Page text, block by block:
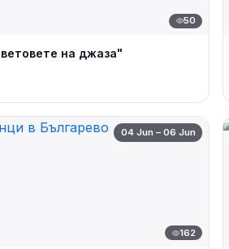
50
на джаза"
04 Jun – 06 Jun
162